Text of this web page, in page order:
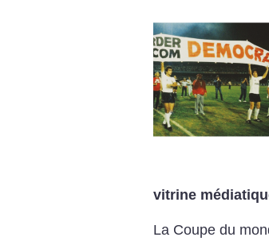
vitrine
La Coupe du